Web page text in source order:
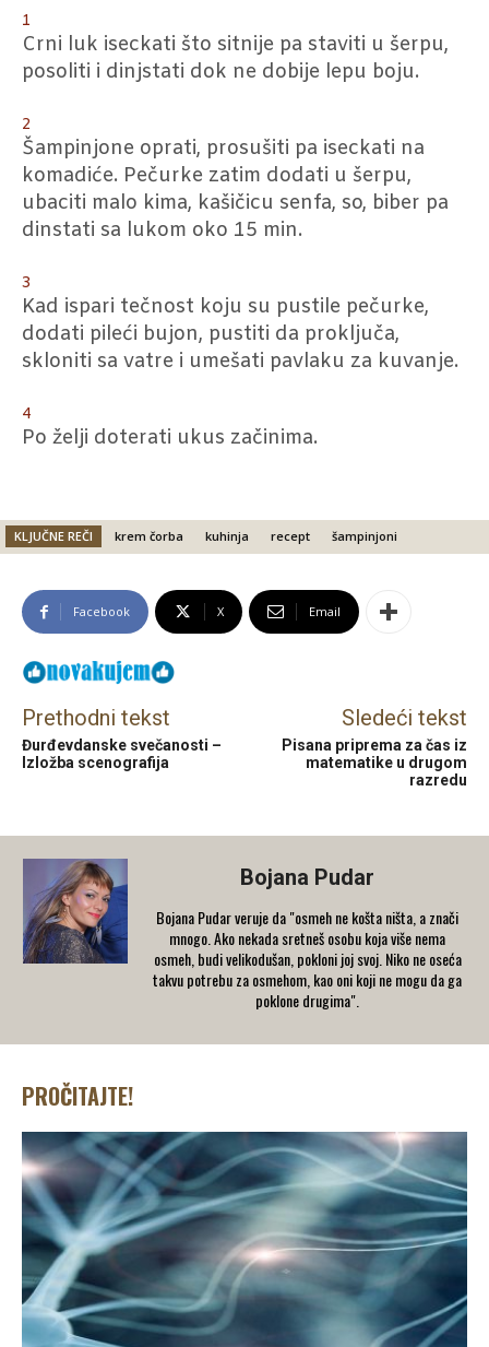
1
Crni luk iseckati što sitnije pa staviti u šerpu,
posoliti i dinjstati dok ne dobije lepu boju.
2
Šampinjone oprati, prosušiti pa iseckati na
komadiće. Pečurke zatim dodati u šerpu,
ubaciti malo kima, kašičicu senfa, so, biber pa
dinstati sa lukom oko 15 min.
3
Kad ispari tečnost koju su pustile pečurke,
dodati pileći bujon, pustiti da proključa,
skloniti sa vatre i umešati pavlaku za kuvanje.
4
Po želji doterati ukus začinima.
KLJUČNE REČI krem čorba kuhinja recept šampinjoni
Facebook X Email
Prethodni tekst
Đurđevdanske svečanosti –
Izložba scenografija
Sledeći tekst
Pisana priprema za čas iz
matematike u drugom
razredu
Bojana Pudar
Bojana Pudar veruje da "osmeh ne košta ništa, a znači
mnogo. Ako nekada sretneš osobu koja više nema
osmeh, budi velikodušan, pokloni joj svoj. Niko ne oseća
takvu potrebu za osmehom, kao oni koji ne mogu da ga
poklone drugima".
PROČITAJTE!